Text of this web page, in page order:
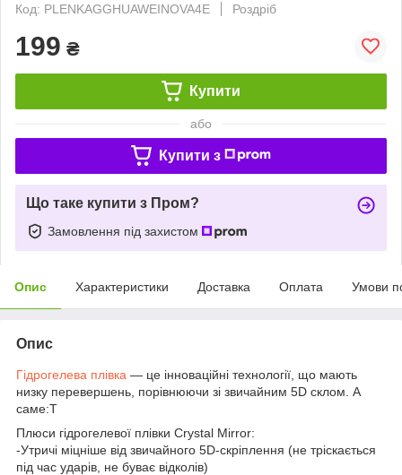
Код: PLENKAGGHUAWEINOVA4E
Роздріб
199 ₴
Купити
або
Купити з
Що таке купити з Пром?
Замовлення під захистом
Опис Характеристики Доставка Оплата Умови
Опис
Гідрогелева плівка — це інноваційні технології, що мають
низку перевершень, порівнюючи зі звичайним 5D склом. А
саме:T
Плюси гідрогелевої плівки Crystal Mirror:
-Утричі міцніше від звичайного 5D-скріплення (не тріскається
під час ударів, не буває відколів)